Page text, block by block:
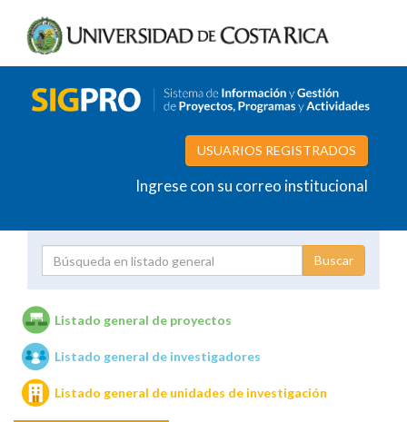
USUARIOS REGISTRADOS
Ingrese con su correo institucional
Unidades de investigación
Listado general de proyectos
Listado general de investigadores
Listado general de unidades de investigación